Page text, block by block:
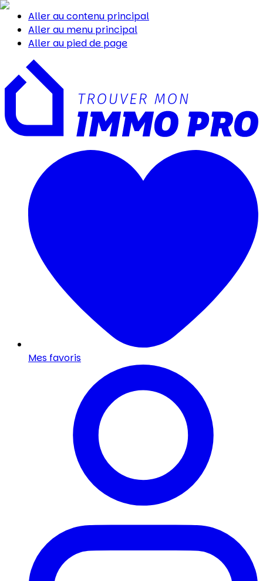
Aller au contenu principal
Aller au menu principal
Aller au pied de page
Mes favoris